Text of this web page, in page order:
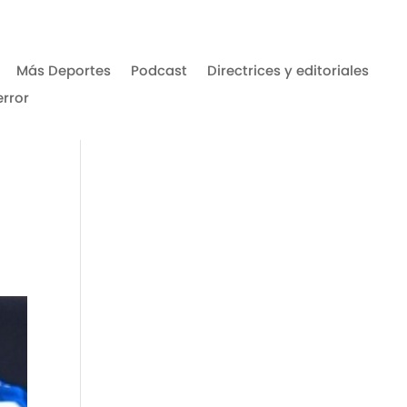
Más Deportes Podcast
Directrices y editoriales